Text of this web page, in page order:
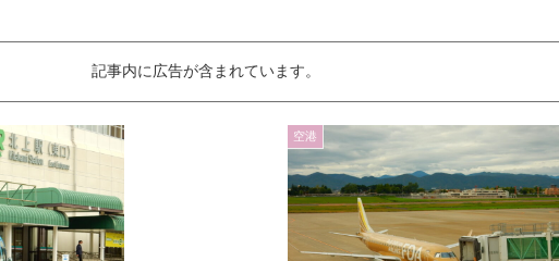
記事内に広告が含まれています。
空港